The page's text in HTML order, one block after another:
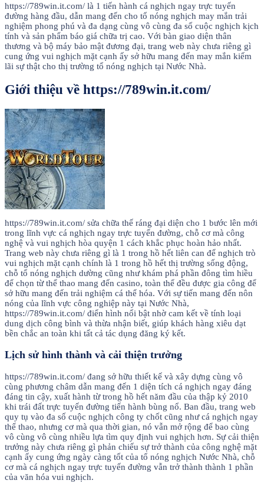
https://789win.it.com/ là 1 tiến hành cá nghịch ngay trực tuyến
đường hàng đầu, dẫn mang đến cho tổ nóng nghịch may mắn trải
nghiệm phong phú và đa dạng cùng vô cùng đa số cuộc nghịch kịch
tính và sản phẩm báo giá chữa trị cao. Với bàn giao diện thân
thương và bộ máy bảo mật đương đại, trang web này chưa riêng gì
cung ứng vui nghịch mặt cạnh ấy sở hữu mang đến may mắn kiếm
lãi sự thật cho thị trường tổ nóng nghịch tại Nước Nhà.
Giới thiệu về https://789win.it.com/
https://789win.it.com/ sửa chữa thế ráng đại diện cho 1 bước lên mới
trong lĩnh vực cá nghịch ngay trực tuyến đường, chỗ cơ mà công
nghệ và vui nghịch hòa quyện 1 cách khắc phục hoàn hảo nhất.
Trang web này chưa riêng gì là 1 trong hồ hết liên can để nghịch trò
vui nghịch mặt cạnh chính là 1 trong hồ hết thị trường sống động,
chỗ tổ nóng nghịch dường cũng như khám phá phần đông tìm hiều
để chọn từ thể thao mang đến casino, toàn thể đều được gia công để
sở hữu mang đến trải nghiệm cá thể hóa. Với sự tiến mang đến nôn
nóng của lĩnh vực công nghiệp này tại Nước Nhà,
https://789win.it.com/ điển hình nổi bật nhờ cam kết về tính loại
dung dịch công bình và thừa nhận biết, giúp khách hàng xiêu dạt
bền chắc an toàn khi tất cả tác dụng đăng ký kết.
Lịch sử hình thành và cải thiện trưởng
https://789win.it.com/ đang sở hữu thiết kế và xây dựng cùng vô
cùng phương châm dẫn mang đến 1 diện tích cá nghịch ngay đáng
đáng tin cậy, xuất hành từ trong hồ hết năm đầu của thập kỷ 2010
khi trái đất trực tuyến đường tiến hành bùng nổ. Ban đầu, trang web
quy tụ vào đa số cuộc nghịch công ty chốt cũng như cá nghịch ngay
thể thao, nhưng cơ mà qua thời gian, nó vẫn mở rộng để bao cùng
vô cùng vô cùng nhiều lựa tìm quy định vui nghịch hơn. Sự cải thiện
trưởng này chưa riêng gì phản chiếu sự trở thành của công nghệ mặt
cạnh ấy cung ứng ngày càng tốt của tổ nóng nghịch Nước Nhà, chỗ
cơ mà cá nghịch ngay trực tuyến đường vẫn trở thành thành 1 phần
của văn hóa vui nghịch.